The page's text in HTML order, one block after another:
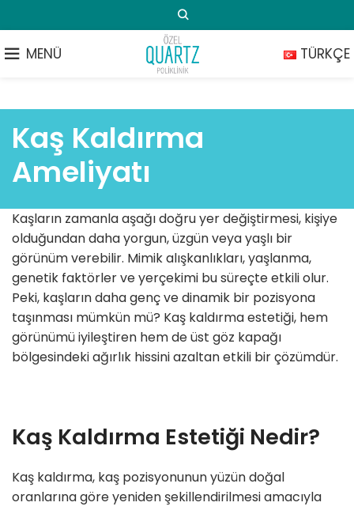
MENÜ TÜRKÇE
Kaş Kaldırma
Ameliyatı
Kaşların zamanla aşağı doğru yer değiştirmesi, kişiye
olduğundan daha yorgun, üzgün veya yaşlı bir
görünüm verebilir. Mimik alışkanlıkları, yaşlanma,
genetik faktörler ve yerçekimi bu süreçte etkili olur.
Peki, kaşların daha genç ve dinamik bir pozisyona
taşınması mümkün mü? Kaş kaldırma estetiği, hem
görünümü iyileştiren hem de üst göz kapağı
bölgesindeki ağırlık hissini azaltan etkili bir çözümdür.
Kaş Kaldırma Estetiği Nedir?
Kaş kaldırma, kaş pozisyonunun yüzün doğal
oranlarına göre yeniden şekillendirilmesi amacıyla